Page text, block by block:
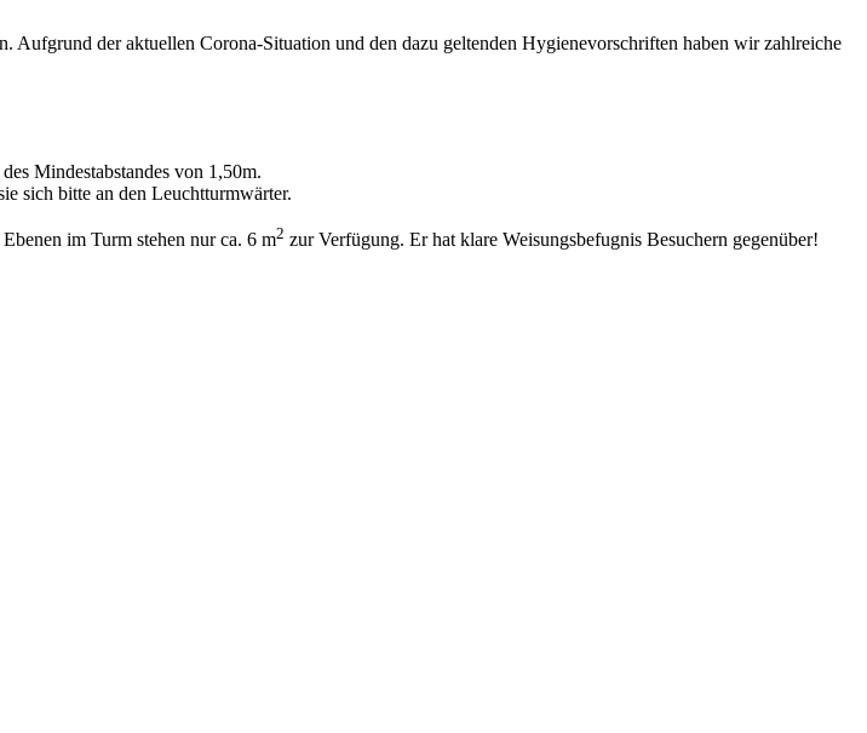
der aktuellen Corona-Situation und den dazu geltenden Hygienevorschriften haben wir zahlreiche
Mindestabstandes von 1,50m.
sich bitte an den Leuchtturmwärter.
im Turm stehen nur ca. 6 m2 zur Verfügung. Er hat klare Weisungsbefugnis Besuchern gegenüber!